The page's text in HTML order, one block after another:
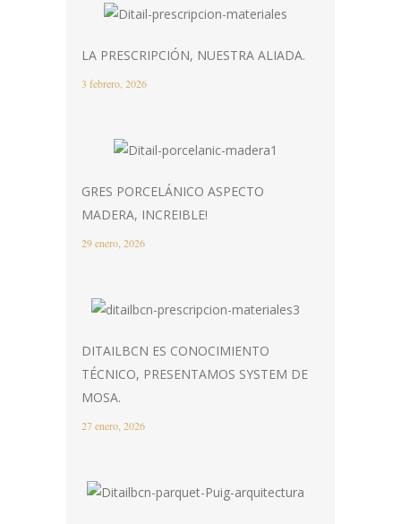
LA PRESCRIPCIÓN, NUESTRA ALIADA.
3 febrero, 2026
GRES PORCELÁNICO ASPECTO
MADERA, INCREIBLE!
29 enero, 2026
DITAILBCN ES CONOCIMIENTO
TÉCNICO, PRESENTAMOS SYSTEM DE
MOSA.
27 enero, 2026